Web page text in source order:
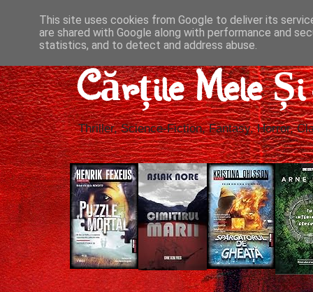
Cărțile Mele
Thriller, Science-Fiction, Fantasy, Horror,
This site uses cookies from Google to deliver its
are shared with Google along with performance and
statistics, and to detect and address abuse.